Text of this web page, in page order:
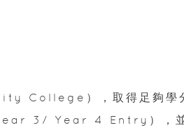
College），取得足夠學
3/ Year 4 Entry），並